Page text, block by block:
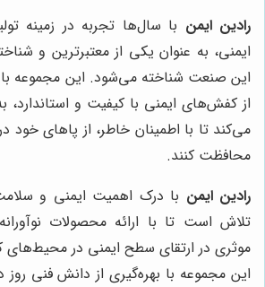
رادین ایمن با سال‌ها تجربه در زمینه
ایمنی، به عنوان یکی از معتبرترین و
این صنعت شناخته می‌شود. این مجموعه با
از کفش‌های ایمنی با کیفیت و
می‌کند تا با اطمینان خاطر، از پا‌های خود
محافظت کنند.
رادین ایمن با درک اهمیت ایمنی و
تلاش است تا با ارائه محصولات
موثری در ارتقای سطح ایمنی در محیط‌های
این مجموعه با بهره‌گیری از دانش فنی روز